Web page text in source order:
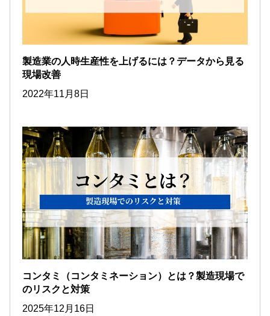
製造業の人時生産性を上げるには？データから見る
現場改善
2022年11月8日
コンタミ（コンタミネーション）とは？製造現場で
のリスクと対策
2025年12月16日